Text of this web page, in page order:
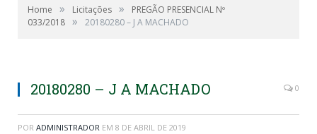
Home » Licitações »
PREGÃO PRESENCIAL Nº
033/2018 » 20180280 – J A MACHADO
20180280 – J A MACHADO 0
POR ADMINISTRADOR EM 8 DE ABRIL DE 2019